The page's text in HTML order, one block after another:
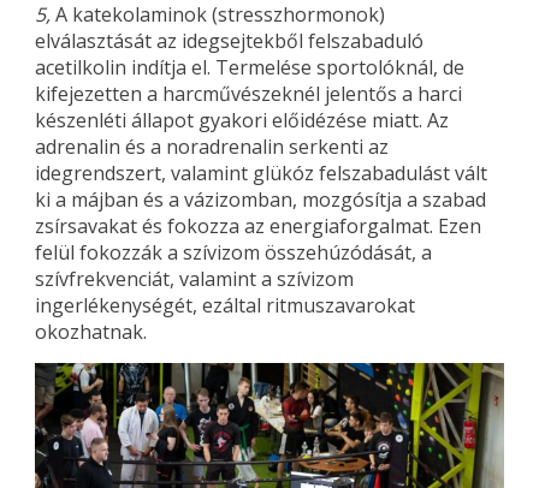
5,A katekolaminok (stresszhormonok)
elválasztását az idegsejtekből felszabaduló
acetilkolin indítja el. Termelése sportolóknál, de
kifejezetten a harcművészeknél jelentős a harci
készenléti állapot gyakori előidézése miatt. Az
adrenalin és a noradrenalin serkenti az
idegrendszert, valamint glükóz felszabadulást vált
ki a májban és a vázizomban, mozgósítja a szabad
zsírsavakat és fokozza az energiaforgalmat. Ezen
felül fokozzák a szívizom összehúzódását, a
szívfrekvenciát, valamint a szívizom
ingerlékenységét, ezáltal ritmuszavarokat
okozhatnak.